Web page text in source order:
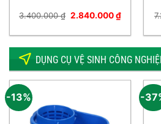
3.400.000₫ Giá
gốc
3.400.000 ₫.
2.840.000₫Giá
hiện
là:
₫.
DỤNG CỤ VỆ SINH CÔNG
-13% -